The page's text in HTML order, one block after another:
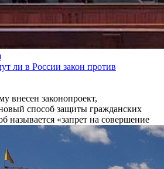
ли в России закон против
внесен законопроект,
способ защиты гражданских
называется «запрет на совершение